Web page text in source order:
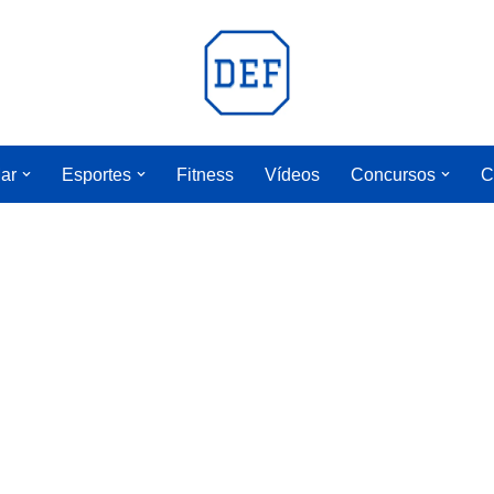
Esportes Fitness Vídeos Concursos